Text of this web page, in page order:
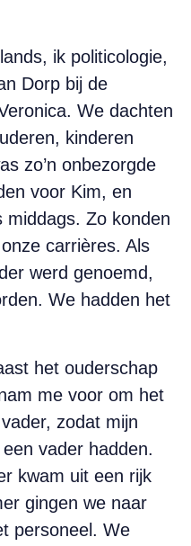
ik politicologie,
Dorp bij de
We dachten
kinderen
zo’n onbezorgde
voor Kim, en
middags. Zo konden
carrières. Als
werd genoemd,
We hadden het
het ouderschap
me voor om het
zodat mijn
vader hadden.
kwam uit een rijk
gingen we naar
personeel. We